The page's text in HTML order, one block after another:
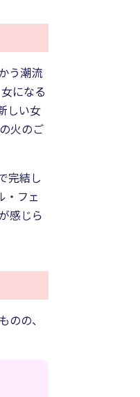
う潮流
になる
しい女
火のご
完結し
・フェ
感じら
のの、